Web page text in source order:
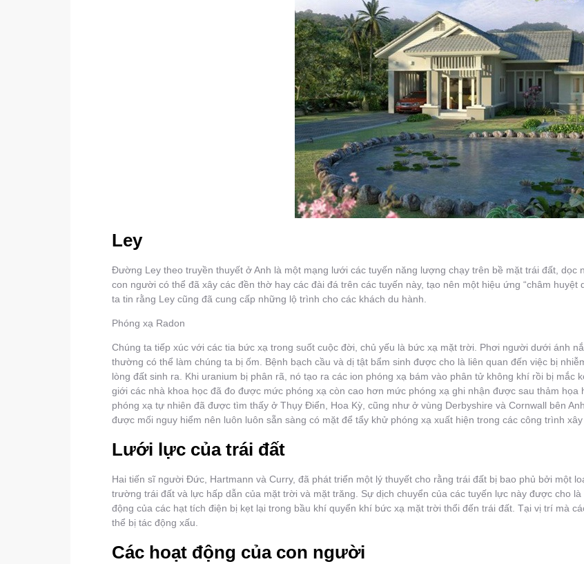
Ley
Đường Ley theo truyền thuyết ở Anh là một mạng lưới các tuyến năng lượng chạy trên bề mặt trái đất, dọc
con người có thể đã xây các đền thờ hay các đài đá trên các tuyến này, tạo nên một hiệu ứng “châm
ta tin rằng Ley cũng đã cung cấp những lộ trình cho các khách du hành.
Phóng xạ Radon
Chúng ta tiếp xúc với các tia bức xạ trong suốt cuộc đời, chủ yếu là bức xạ mặt trời. Phơi người dưới ánh
thường có thể làm chúng ta bị ốm. Bệnh bạch cầu và dị tật bẩm sinh được cho là liên quan đến việc bị
lòng đất sinh ra. Khi uranium bị phân rã, nó tạo ra các ion phóng xạ bám vào phân tử không khí rồi bị mắc
giới các nhà khoa học đã đo được mức phóng xạ còn cao hơn mức phóng xạ ghi nhận được sau thảm
phóng xạ tự nhiên đã được tìm thấy ở Thụy Điển, Hoa Kỳ, cũng như ở vùng Derbyshire và Cornwall bên
được mối nguy hiểm nên luôn luôn sẵn sàng có mặt để tẩy khử phóng xạ xuất hiện trong các công trình
Lưới lực của trái đất
Hai tiến sĩ người Đức, Hartmann và Curry, đã phát triển một lý thuyết cho rằng trái đất bị bao phủ bởi một
trường trái đất và lực hấp dẫn của mặt trời và mặt trăng. Sự dịch chuyển của các tuyến lực này được cho
động của các hạt tích điện bị kẹt lại trong bầu khí quyển khí bức xạ mặt trời thổi đến trái đất. Tại vị trí mà
thể bị tác động xấu.
Các hoạt động của con người